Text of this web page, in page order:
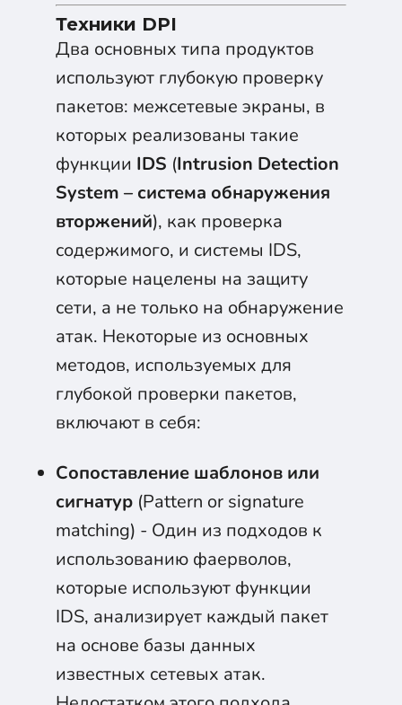
Техники DPI
Два основных типа продуктов
используют глубокую проверку
пакетов: межсетевые экраны, в
которых реализованы такие
функции IDS (Intrusion Detection
System – система обнаружения
вторжений), как проверка
содержимого, и системы IDS,
которые нацелены на защиту
сети, а не только на обнаружение
атак. Некоторые из основных
методов, используемых для
глубокой проверки пакетов,
включают в себя:
Сопоставление шаблонов или
сигнатур (Pattern or signature
matching) - Один из подходов к
использованию фаерволов,
которые используют функции
IDS, анализирует каждый пакет
на основе базы данных
известных сетевых атак.